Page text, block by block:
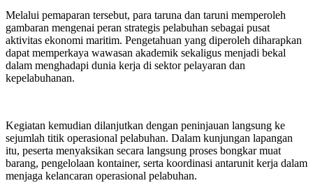
Melalui pemaparan tersebut, para taruna dan taruni memperoleh
gambaran mengenai peran strategis pelabuhan sebagai pusat
aktivitas ekonomi maritim. Pengetahuan yang diperoleh diharapkan
dapat memperkaya wawasan akademik sekaligus menjadi bekal
dalam menghadapi dunia kerja di sektor pelayaran dan
kepelabuhanan.
Kegiatan kemudian dilanjutkan dengan peninjauan langsung ke
sejumlah titik operasional pelabuhan. Dalam kunjungan lapangan
itu, peserta menyaksikan secara langsung proses bongkar muat
barang, pengelolaan kontainer, serta koordinasi antarunit kerja dalam
menjaga kelancaran operasional pelabuhan.